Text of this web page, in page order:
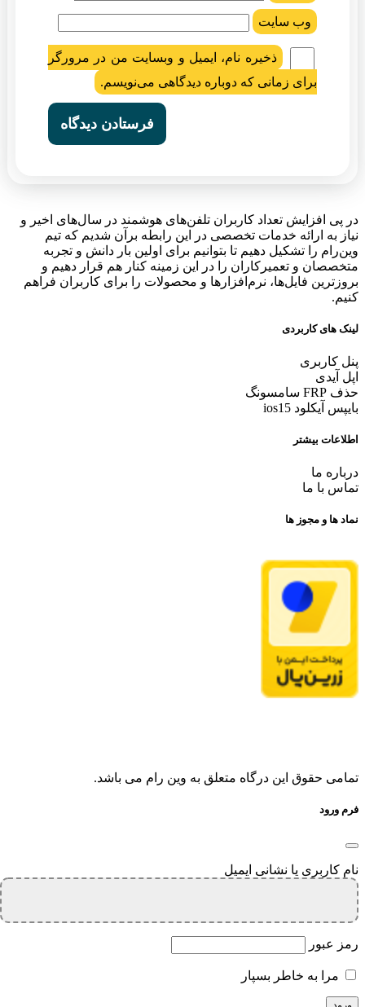
وب‌ سایت
ذخیره نام، ایمیل و وبسایت من در مرورگر
برای زمانی که دوباره دیدگاهی می‌نویسم.
در پی افزایش تعداد کاربران تلفن‌های هوشمند در سال‌های اخیر و
نیاز به ارائه خدمات تخصصی در این رابطه برآن شدیم که تیم
وین‌رام را تشکیل دهیم تا بتوانیم برای اولین بار دانش و تجربه
متخصصان و تعمیرکاران را در این زمینه کنار هم قرار دهیم و
بروزترین فایل‌ها، نرم‌افزارها و محصولات را برای کاربران فراهم
کنیم.
لینک های کاربردی
پنل کاربری
اپل آیدی
حذف FRP سامسونگ
بایپس آیکلود ios15
اطلاعات بیشتر
درباره ما
تماس با ما
نماد ها و مجوز ها
تمامی حقوق این درگاه متعلق به وین رام می باشد.
فرم ورود
نام کاربری یا نشانی ایمیل
رمز عبور
مرا به خاطر بسپار